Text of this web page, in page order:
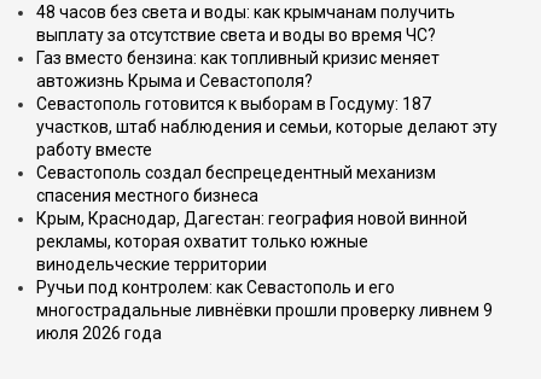
48 часов без света и воды: как крымчанам получить
выплату за отсутствие света и воды во время ЧС?
Газ вместо бензина: как топливный кризис меняет
автожизнь Крыма и Севастополя?
Севастополь готовится к выборам в Госдуму: 187
участков, штаб наблюдения и семьи, которые делают эту
работу вместе
Севастополь создал беспрецедентный механизм
спасения местного бизнеса
Крым, Краснодар, Дагестан: география новой винной
рекламы, которая охватит только южные
винодельческие территории
Ручьи под контролем: как Севастополь и его
многострадальные ливнёвки прошли проверку ливнем 9
июля 2026 года